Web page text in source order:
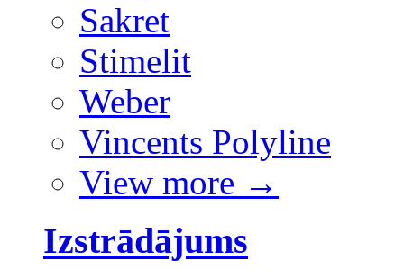
Sakret
Stimelit
Weber
Vincents Polyline
View more →
Izstrādājums